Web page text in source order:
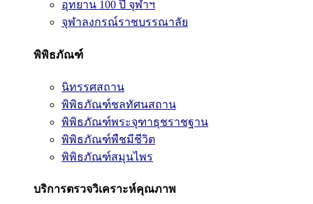
อุทยาน 100 ปี จุฬาฯ
จุฬาลงกรณ์ราชบรรณาลัย
พิพิธภัณฑ์
นิทรรศสถาน
พิพิธภัณฑ์ชลทัศนสถาน
พิพิธภัณฑ์พระจุฑาธุชราชฐาน
พิพิธภัณฑ์พืชมีชีวิต
พิพิธภัณฑ์สมุนไพร
บริการตรวจวิเคราะห์คุณภาพ